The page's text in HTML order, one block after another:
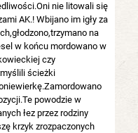
nie litowali się
AK.! Wbijano im igły za
na
w końcu mordowano w
czy
ścieżki
powodzie w
łez przez rodziny
krzyk zrozpaczonych